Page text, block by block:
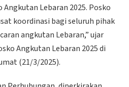
Lebaran 2025. Posko
koordinasi bagi seluruh pihak
angkutan Lebaran,” ujar
Angkutan Lebaran 2025 di
(21/3/2025).